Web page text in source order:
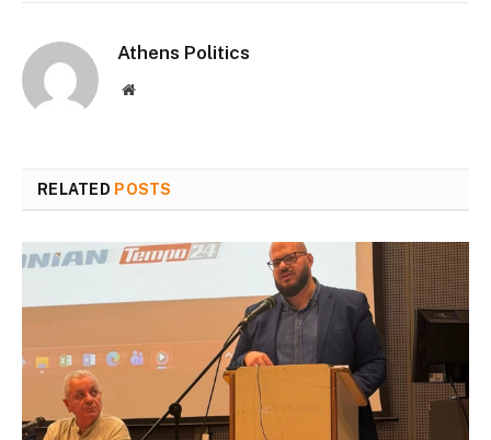
Athens Politics
Website
RELATED POSTS